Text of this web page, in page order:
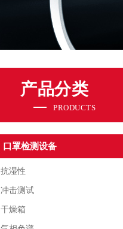
产品分类
PRODUCTS
口罩检测设备
抗湿性
冲击测试
干燥箱